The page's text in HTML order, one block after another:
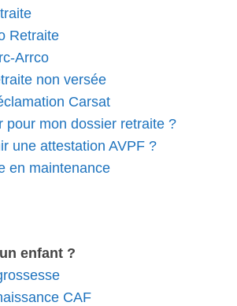
Retraite
Arrco
non versée
Carsat
pour mon dossier retraite ?
une attestation AVPF ?
en maintenance
enfant ?
CAF